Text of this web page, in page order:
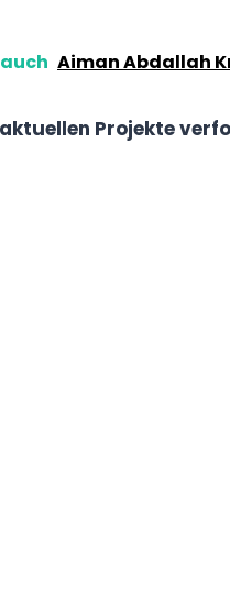
Aiman Abdallah
Projekte